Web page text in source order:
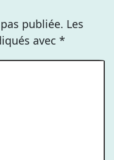
publiée. Les
avec *